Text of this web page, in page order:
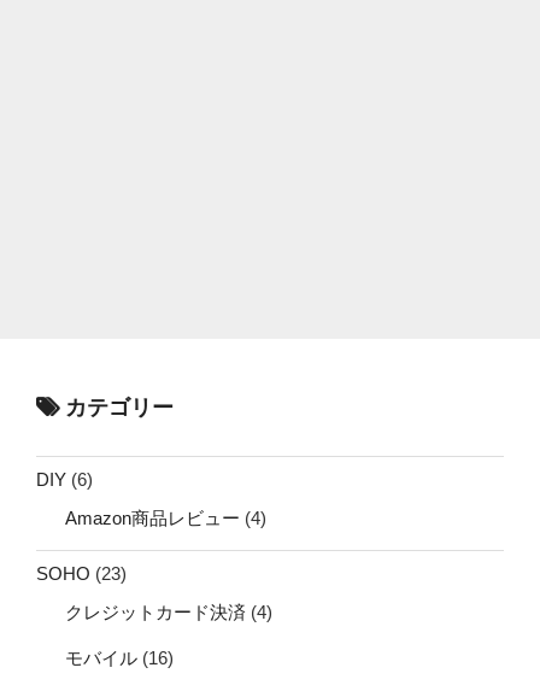
カテゴリー
DIY (6)
Amazon商品レビュー (4)
SOHO (23)
クレジットカード決済 (4)
モバイル (16)